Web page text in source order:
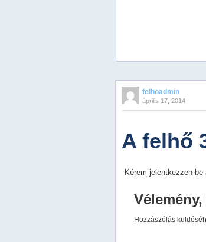
PreviousNextStop
2
felhoadmin
április 17, 2014
A felhő
Kérem jelentkezzen
Hozzászólás